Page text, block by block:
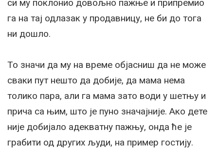
си му поклонио довољно пажње и припремио
га на тај одлазак у продавницу, не би до тога
ни дошло.
То значи да му на време објасниш да не може
сваки пут нешто да добије, да мама нема
толико пара, али га мама зато води у шетњу и
прича са њим, што је пуно значајније. Ако дете
није добијало адекватну пажњу, онда ће је
грабити од других људи, на пример гостију.